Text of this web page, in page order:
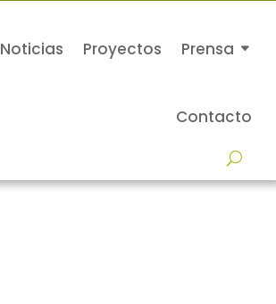
Noticias Proyectos Prensa
Contacto